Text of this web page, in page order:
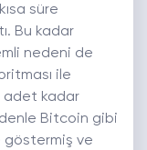
süre
Bu kadar
nedeni de
ile
adet kadar
Bitcoin gibi
göstermiş ve